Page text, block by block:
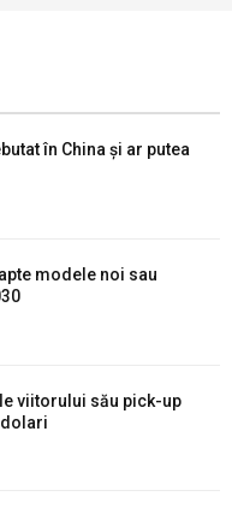
în China și ar putea
modele noi sau
viitorului său pick-up